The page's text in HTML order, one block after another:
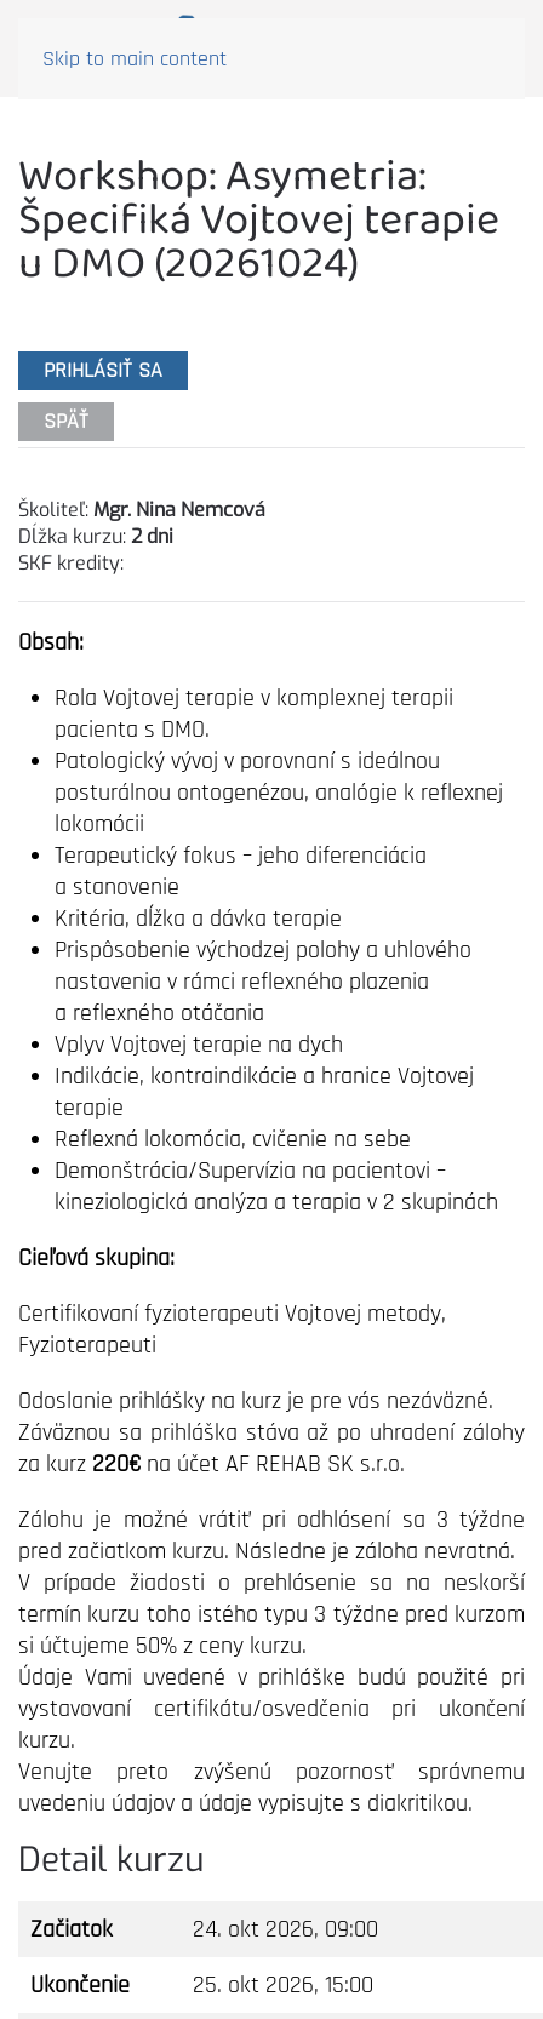
Skip to main content
Workshop: Asymetria:
Špecifiká Vojtovej terapie
u DMO (20261024)
PRIHLÁSIŤ SA
SPÄŤ
Školiteľ: Mgr. Nina Nemcová
Dĺžka kurzu:2 dni
SKF kredity:
Obsah:
Rola Vojtovej terapie v komplexnej terapii
pacienta s DMO.
Patologický vývoj v porovnaní s ideálnou
posturálnou ontogenézou, analógie k reflexnej
lokomócii
Terapeutický fokus – jeho diferenciácia
a stanovenie
Kritéria, dĺžka a dávka terapie
Prispôsobenie východzej polohy a uhlového
nastavenia v rámci reflexného plazenia
a reflexného otáčania
Vplyv Vojtovej terapie na dych
Indikácie, kontraindikácie a hranice Vojtovej
terapie
Reflexná lokomócia, cvičenie na sebe
Demonštrácia/Supervízia na pacientovi –
kineziologická analýza a terapia v 2 skupinách
Cieľová skupina:
Certifikovaní fyzioterapeuti Vojtovej metody,
Fyzioterapeuti
Odoslanie prihlášky na kurz je pre vás nezáväzné.
Záväznou sa prihláška stáva až po uhradení zálohy
za kurz 220€ na účet AF REHAB SK s.r.o.
Zálohu je možné vrátiť pri odhlásení sa 3 týždne
pred začiatkom kurzu. Následne je záloha nevratná.
V prípade žiadosti o prehlásenie sa na neskorší
termín kurzu toho istého typu 3 týždne pred kurzom
si účtujeme 50% z ceny kurzu.
Údaje Vami uvedené v prihláške budú použité pri
vystavovaní certifikátu/osvedčenia pri ukončení
kurzu.
Venujte preto zvýšenú pozornosť správnemu
uvedeniu údajov a údaje vypisujte s diakritikou.
Detail kurzu
Začiatok
24. okt 2026, 09:00
Ukončenie
25. okt 2026, 15:00